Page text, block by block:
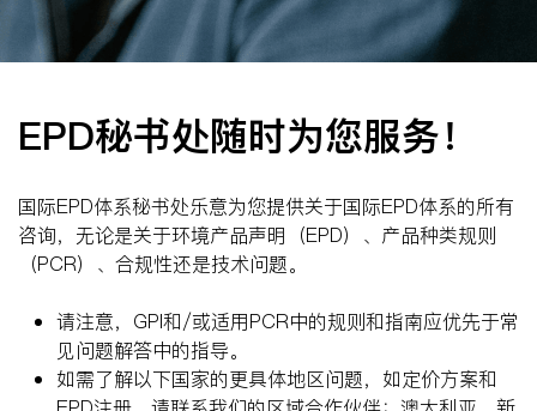
EPD秘书处随时为您服务！
国际EPD体系秘书处乐意为您提供关于国际EPD体系的所有
咨询，无论是关于环境产品声明（EPD）、产品种类规则
（PCR）、合规性还是技术问题。
请注意，GPI和/或适用PCR中的规则和指南应优先于常
见问题解答中的指导。
如需了解以下国家的更具体地区问题，如定价方案和